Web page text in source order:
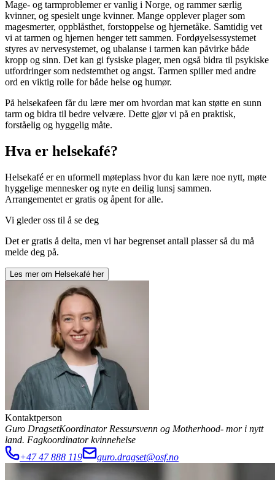
Mage- og tarmproblemer er vanlig i Norge, og rammer særlig
kvinner, og spesielt unge kvinner. Mange opplever plager som
magesmerter, oppblåsthet, forstoppelse og hjernetåke. Samtidig vet
vi at tarmen og hjernen henger tett sammen. Fordøyelsessystemet
styres av nervesystemet, og ubalanse i tarmen kan påvirke både
kropp og sinn. Det kan gi fysiske plager, men også bidra til psykiske
utfordringer som nedstemthet og angst. Tarmen spiller med andre
ord en viktig rolle for både helse og humør.
På helsekafeen får du lære mer om hvordan mat kan støtte en sunn
tarm og bidra til bedre velvære. Dette gjør vi på en praktisk,
forståelig og hyggelig måte.
Hva er helsekafé?
Helsekafé er en uformell møteplass hvor du kan lære noe nytt, møte
hyggelige mennesker og nyte en deilig lunsj sammen.
Arrangementet er gratis og åpent for alle.
Vi gleder oss til å se deg
Det er gratis å delta, men vi har begrenset antall plasser så du må
melde deg på.
Les mer om Helsekafé her
Kontaktperson
Guro DragsetKoordinator Ressursvenn og Motherhood- mor i nytt
land. Fagkoordinator kvinnehelse
+47 47 888 119
guro.dragset@osf.no